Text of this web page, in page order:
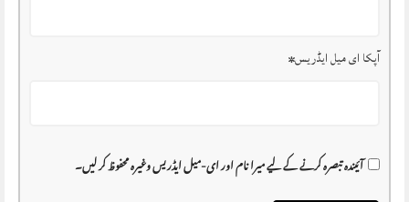
آپکا ای میل ایڈریس*
آئیندہ تبصرہ کرنے کے لیے میرا نام اور ای-میل ایڈریس وغیرہ محفوظ کر لیں۔